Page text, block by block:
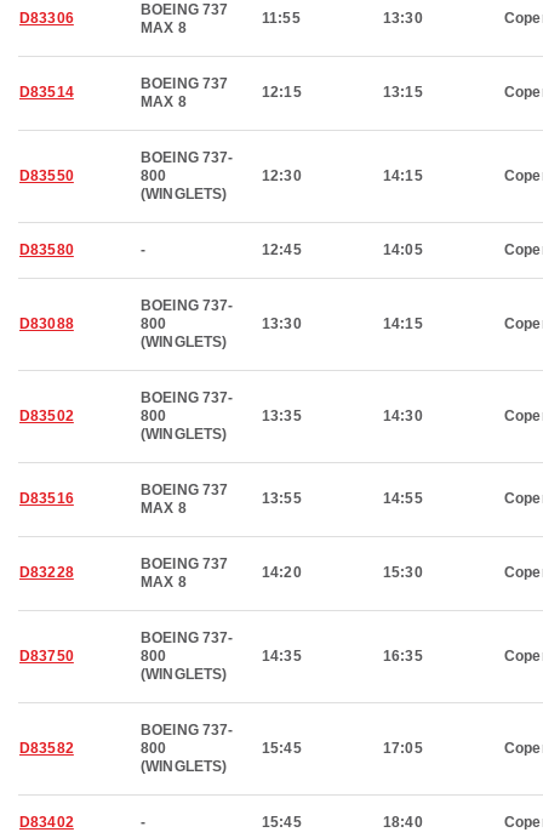
D83306
BOEING 737
MAX 8
11:55 13:30
D83514
BOEING 737
MAX 8
12:15 13:15
D83550
BOEING 737-
800
(WINGLETS)
12:30 14:15
D83580 - 12:45 14:05
D83088
BOEING 737-
800
(WINGLETS)
13:30 14:15
D83502
BOEING 737-
800
(WINGLETS)
13:35 14:30
D83516
BOEING 737
MAX 8
13:55 14:55
D83228
BOEING 737
MAX 8
14:20 15:30
D83750
BOEING 737-
800
(WINGLETS)
14:35 16:35
D83582
BOEING 737-
800
(WINGLETS)
15:45 17:05
D83402 - 15:45 18:40